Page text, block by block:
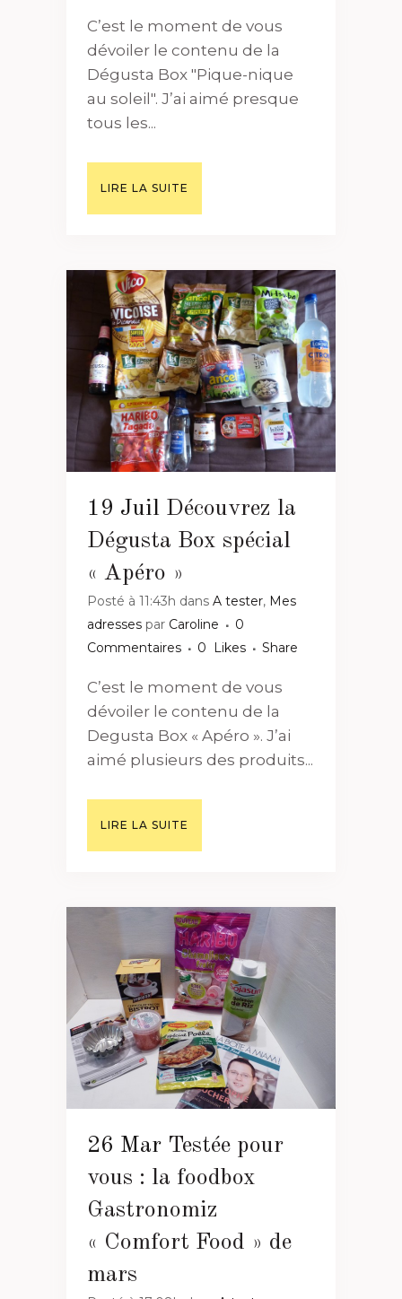
C’est le moment de vous
dévoiler le contenu de la
Dégusta Box "Pique-nique
au soleil". J’ai aimé presque
tous les...
LIRE LA SUITE
19 Juil Découvrez la
Dégusta Box spécial
« Apéro »
Posté à 11:43h dans A tester, Mes
adresses par Caroline
0
Commentaires
0 Likes Share
C’est le moment de vous
dévoiler le contenu de la
Degusta Box « Apéro ». J’ai
aimé plusieurs des produits...
LIRE LA SUITE
26 Mar Testée pour
vous : la foodbox
Gastronomiz
« Comfort Food » de
mars